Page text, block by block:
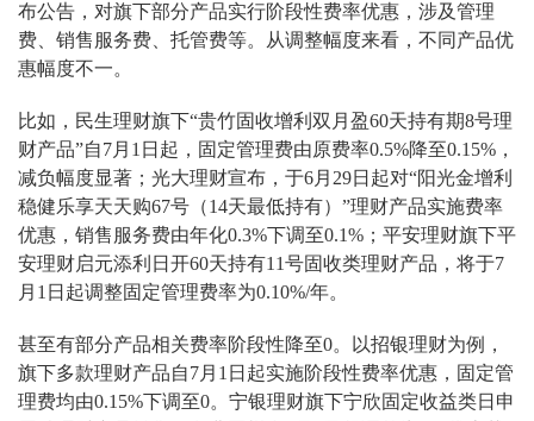
布公告，对旗下部分产品实行阶段性费率优惠，涉及管理
费、销售服务费、托管费等。从调整幅度来看，不同产品优
惠幅度不一。
比如，民生理财旗下“贵竹固收增利双月盈60天持有期8号理
财产品”自7月1日起，固定管理费由原费率0.5%降至0.15%，
减负幅度显著；光大理财宣布，于6月29日起对“阳光金增利
稳健乐享天天购67号（14天最低持有）”理财产品实施费率
优惠，销售服务费由年化0.3%下调至0.1%；平安理财旗下平
安理财启元添利日开60天持有11号固收类理财产品，将于7
月1日起调整固定管理费率为0.10%/年。
甚至有部分产品相关费率阶段性降至0。以招银理财为例，
旗下多款理财产品自7月1日起实施阶段性费率优惠，固定管
理费均由0.15%下调至0。宁银理财旗下宁欣固定收益类日申